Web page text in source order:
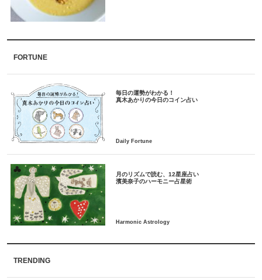
FORTUNE
毎日の運勢がわかる！
月のリズムで読む、12星座占い
TRENDING